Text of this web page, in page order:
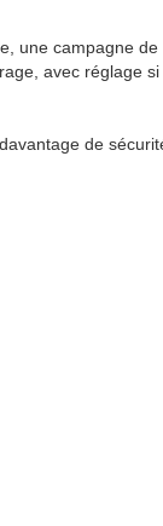
une campagne
avec réglage
de